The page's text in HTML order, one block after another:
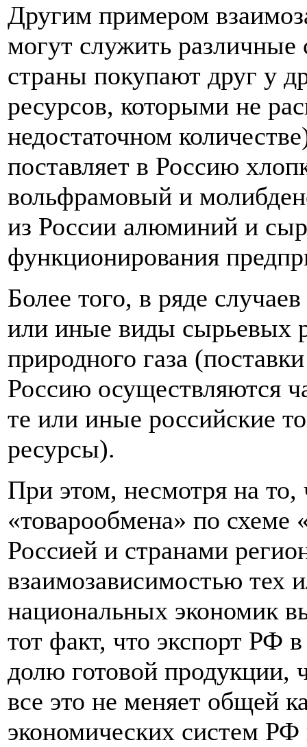
Другим примером
могут служить различные
страны покупают друг у
ресурсов, которыми не
недостаточном
поставляет в Россию
вольфрамовый и
из России алюминий и
функционирования
Более того, в ряде
или иные виды сырьевых
природного газа
Россию осуществляются
те или иные российские
ресурсы).
При этом, несмотря на
«товарообмена» по
Россией и странами
взаимозависимостью тех
национальных экономик
тот факт, что экспорт РФ
долю готовой продукции,
все это не меняет общей
экономических систем